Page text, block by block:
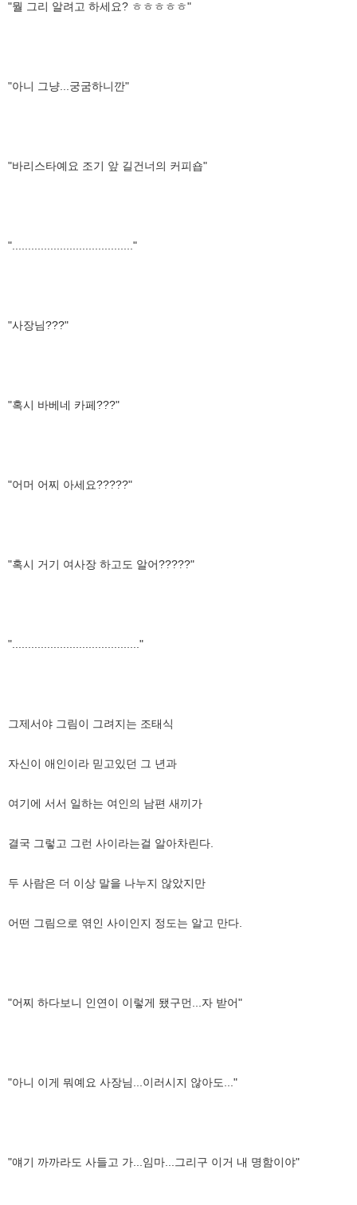
"뭘 그리 알려고 하세요? ㅎㅎㅎㅎㅎ"
"아니 그냥...궁굼하니깐"
"바리스타예요 조기 앞 길건너의 커피숍"
"......................................"
"사장님???"
"혹시 바베네 카페???"
"어머 어찌 아세요?????"
"혹시 거기 여사장 하고도 알어?????"
"........................................"
그제서야 그림이 그려지는 조태식
자신이 애인이라 믿고있던 그 년과
여기에 서서 일하는 여인의 남편 새끼가
결국 그렇고 그런 사이라는걸 알아차린다.
두 사람은 더 이상 말을 나누지 않았지만
어떤 그림으로 엮인 사이인지 정도는 알고 만다.
"어찌 하다보니 인연이 이렇게 됐구먼...자 받어"
"아니 이게 뭐예요 사장님...이러시지 않아도..."
"얘기 까까라도 사들고 가...임마...그리구 이거 내 명함이야"